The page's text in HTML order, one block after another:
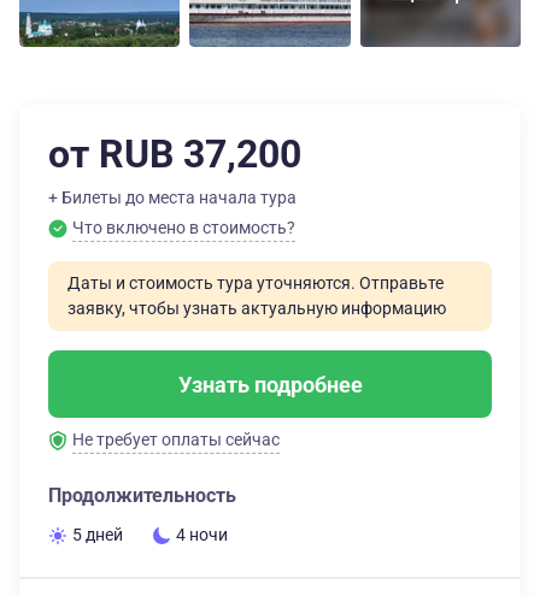
от RUB 37,200
+ Билеты до места начала тура
Что включено в стоимость?
Даты и стоимость тура уточняются. Отправьте
заявку, чтобы узнать актуальную информацию
Узнать подробнее
Не требует оплаты сейчас
Продолжительность
5 дней 4 ночи